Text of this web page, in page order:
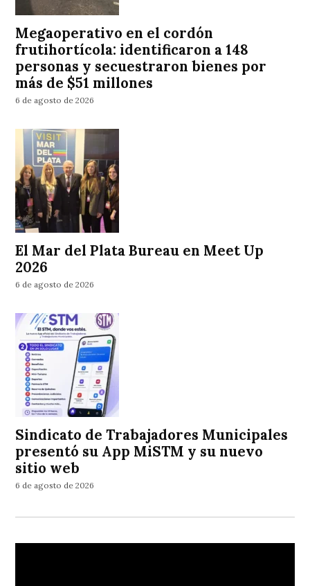
Megaoperativo en el cordón
frutihortícola: identificaron a 148
personas y secuestraron bienes por
más de $51 millones
6 de agosto de 2026
El Mar del Plata Bureau en Meet Up
2026
6 de agosto de 2026
Sindicato de Trabajadores Municipales
presentó su App MiSTM y su nuevo
sitio web
6 de agosto de 2026